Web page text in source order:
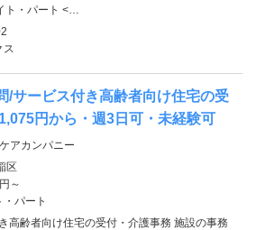
ト・パート <…
ス
/サービス付き高齢者向け住宅の受
円から・週3日可・未経験可
アカンパニー
区
～
パート
高齢者向け住宅の受付・介護事務 施設の事務